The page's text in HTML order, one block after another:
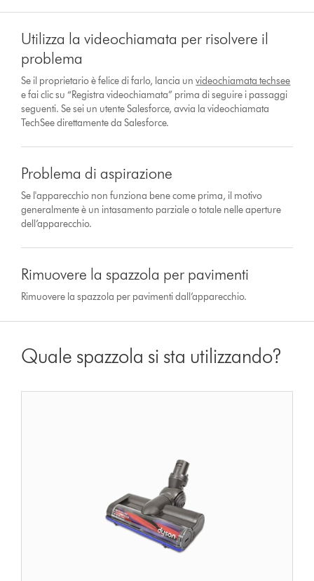
Utilizza la videochiamata per risolvere il
problema
Se il proprietario è felice di farlo, lancia unvideochiamata techsee
e fai clic su “Registra videochiamata” prima di seguire i passaggi
seguenti. Se sei un utente Salesforce, avvia la videochiamata
TechSee direttamente da Salesforce.
Problema di aspirazione
Se l'apparecchio non funziona bene come prima, il motivo
generalmente è un intasamento parziale o totale nelle aperture
dell’apparecchio.
Rimuovere la spazzola per pavimenti
Rimuovere la spazzola per pavimenti dall’apparecchio.
Quale spazzola si sta utilizzando?